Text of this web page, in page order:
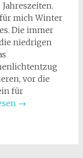
mich Winter
Die immer
niedrigen
vor die
für
→